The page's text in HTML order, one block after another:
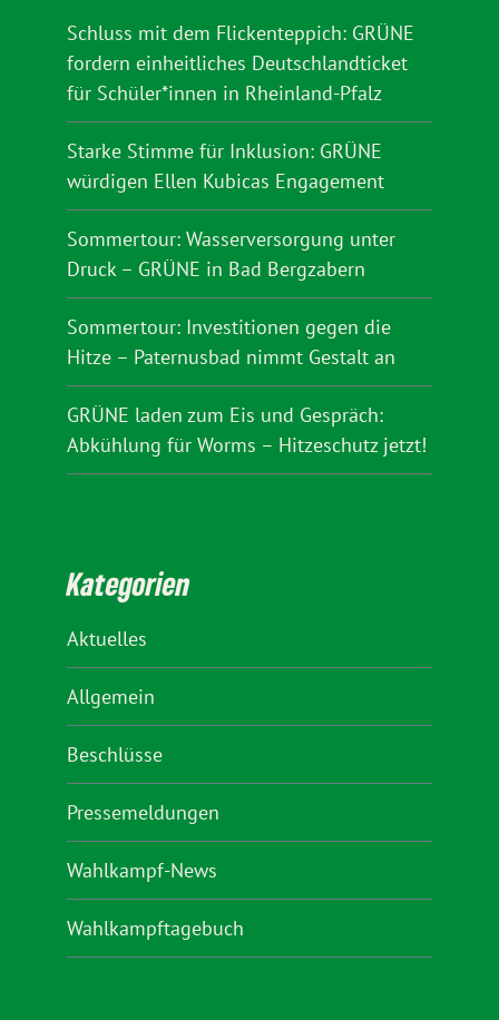
Schluss mit dem Flickenteppich: GRÜNE
fordern einheitliches Deutschlandticket
für Schüler*innen in Rheinland-Pfalz
Starke Stimme für Inklusion: GRÜNE
würdigen Ellen Kubicas Engagement
Sommertour: Wasserversorgung unter
Druck – GRÜNE in Bad Bergzabern
Sommertour: Investitionen gegen die
Hitze – Paternusbad nimmt Gestalt an
GRÜNE laden zum Eis und Gespräch:
Abkühlung für Worms – Hitzeschutz jetzt!
Kategorien
Aktuelles
Allgemein
Beschlüsse
Pressemeldungen
Wahlkampf-News
Wahlkampftagebuch